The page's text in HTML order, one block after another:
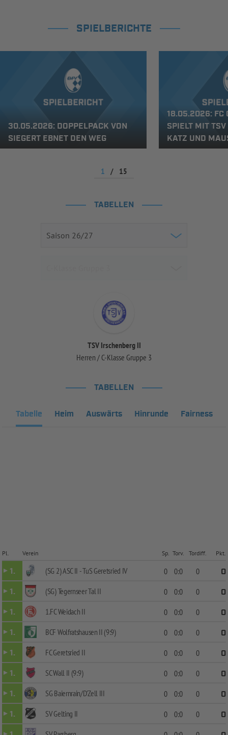
SPIELBERICHTE
30.05.2026: DOPPELPACK VON
SIEGERT EBNET DEN WEG
18.05.2026: FC
SPIELT MIT
KATZ UND
1 / 15
TABELLEN
TSV Irschenberg II
Herren / C-Klasse Gruppe 3
TABELLEN
Tabelle Heim Auswärts Hinrunde Fairness
Pl. Verein Sp. Torv. Tordiff. Pkt.
1. (SG 2) ASC II - TuS Geretsried IV 0 0:0 0
0
1.
(SG) Tegernseer Tal II 0 0:0 0
0
1.
1.FC Weidach II 0 0:0 0
0
1.
BCF Wolfratshausen II (9:9) 0 0:0 0
0
1.
FC Geretsried II 0 0:0 0
0
1.
SC Wall II (9:9) 0 0:0 0
0
1.
SG Baiernrain/D'Zell III 0 0:0 0
0
1.
SV Gelting II 0 0:0 0
0